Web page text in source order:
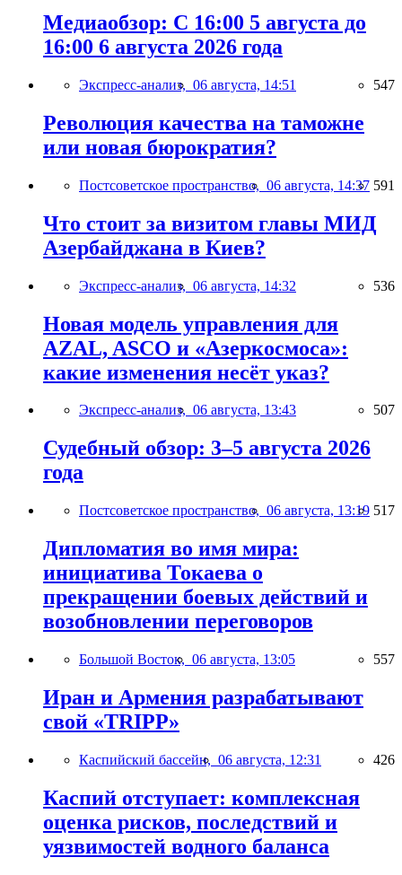
Медиаобзор: С 16:00 5 августа до
16:00 6 августа 2026 года
Экспресс-анализ, 06 августа, 14:51 547
Революция качества на таможне
или новая бюрократия?
Постсоветское пространство, 06 августа, 14:37 591
Что стоит за визитом главы МИД
Азербайджана в Киев?
Экспресс-анализ, 06 августа, 14:32 536
Новая модель управления для
AZAL, ASCO и «Азеркосмоса»:
какие изменения несёт указ?
Экспресс-анализ, 06 августа, 13:43 507
Судебный обзор: 3–5 августа 2026
года
Постсоветское пространство, 06 августа, 13:19 517
Дипломатия во имя мира:
инициатива Токаева о
прекращении боевых действий и
возобновлении переговоров
Большой Восток, 06 августа, 13:05 557
Иран и Армения разрабатывают
свой «TRIPP»
Каспийский бассейн, 06 августа, 12:31 426
Каспий отступает: комплексная
оценка рисков, последствий и
уязвимостей водного баланса